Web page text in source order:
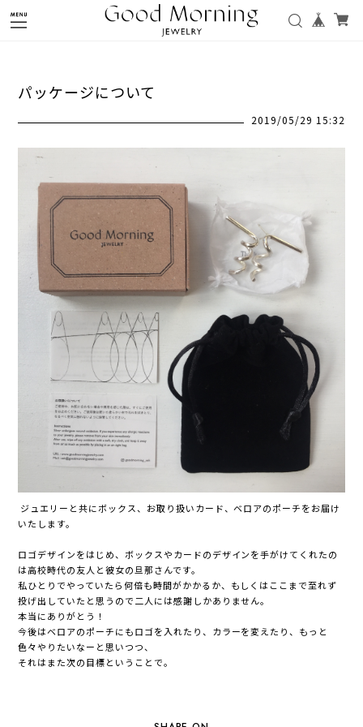
パッケージについて
2019/05/29 15:32
ジュエリーと共にボックス、お取り扱いカード、ベロアのポーチをお届け
いたします。
ロゴデザインをはじめ、ボックスやカードのデザインを手がけてくれたの
は高校時代の友人と彼女の旦那さんです。
私ひとりでやっていたら何倍も時間がかかるか、もしくはここまで至れず
投げ出していたと思うので二人には感謝しかありません。
本当にありがとう！
今後はベロアのポーチにもロゴを入れたり、カラーを変えたり、もっと
色々やりたいなーと思いつつ、
それはまた次の目標ということで。